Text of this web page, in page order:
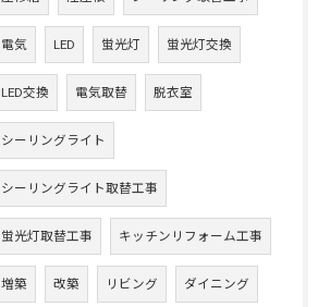
電気 LED 蛍光灯 蛍光灯交換
LED交換 電気取替 脱衣室
シーリングライト
シーリングライト取替工事
蛍光灯取替工事 キッチンリフォーム工事
増築 改築 リビング ダイニング